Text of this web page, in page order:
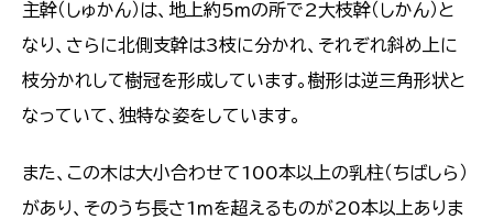
主幹（しゅかん）は、地上約5ｍの所で2大枝幹（しかん）と
なり、さらに北側支幹は3枝に分かれ、それぞれ斜め上に
枝分かれして樹冠を形成しています。樹形は逆三角形状と
なっていて、独特な姿をしています。
また、この木は大小合わせて100本以上の乳柱（ちばしら）
があり、そのうち長さ1ｍを超えるものが20本以上ありま